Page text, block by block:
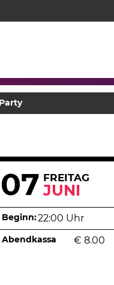
Party
07 FREITAG
JUNI
Beginn:22:00 Uhr
Abendkassa € 8.00